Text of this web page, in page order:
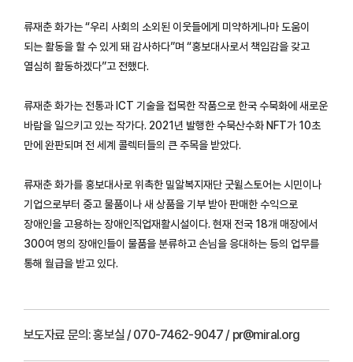
류재춘 화가는 “우리 사회의 소외된 이웃들에게 미약하게나마 도움이
되는 활동을 할 수 있게 돼 감사하다”며 “홍보대사로서 책임감을 갖고
열심히 활동하겠다”고 전했다.
류재춘 화가는 전통과 ICT 기술을 접목한 작품으로 한국 수묵화에 새로운
바람을 일으키고 있는 작가다. 2021년 발행한 수묵산수화 NFT가 10초
만에 완판되며 전 세계 콜렉터들의 큰 주목을 받았다.
류재춘 화가를 홍보대사로 위촉한 밀알복지재단 굿윌스토어는 시민이나
기업으로부터 중고 물품이나 새 상품을 기부 받아 판매한 수익으로
장애인을 고용하는 장애인직업재활시설이다. 현재 전국 18개 매장에서
300여 명의 장애인들이 물품을 분류하고 손님을 응대하는 등의 업무를
통해 월급을 받고 있다.
보도자료 문의:홍보실 / 070-7462-9047 / pr@miral.org